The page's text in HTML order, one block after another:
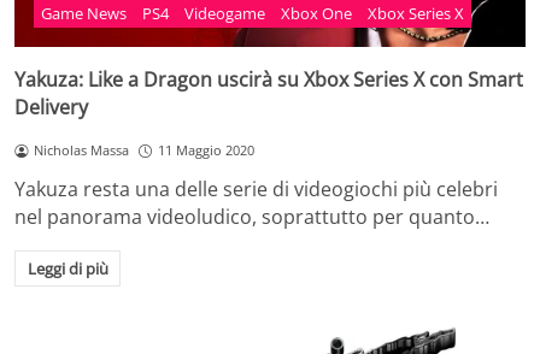
Game News PS4 Videogame Xbox One Xbox Series X
Yakuza: Like a Dragon uscirà su Xbox Series X con Smart
Delivery
Nicholas Massa 11 Maggio 2020
Yakuza resta una delle serie di videogiochi più celebri
nel panorama videoludico, soprattutto per quanto…
Leggi di più